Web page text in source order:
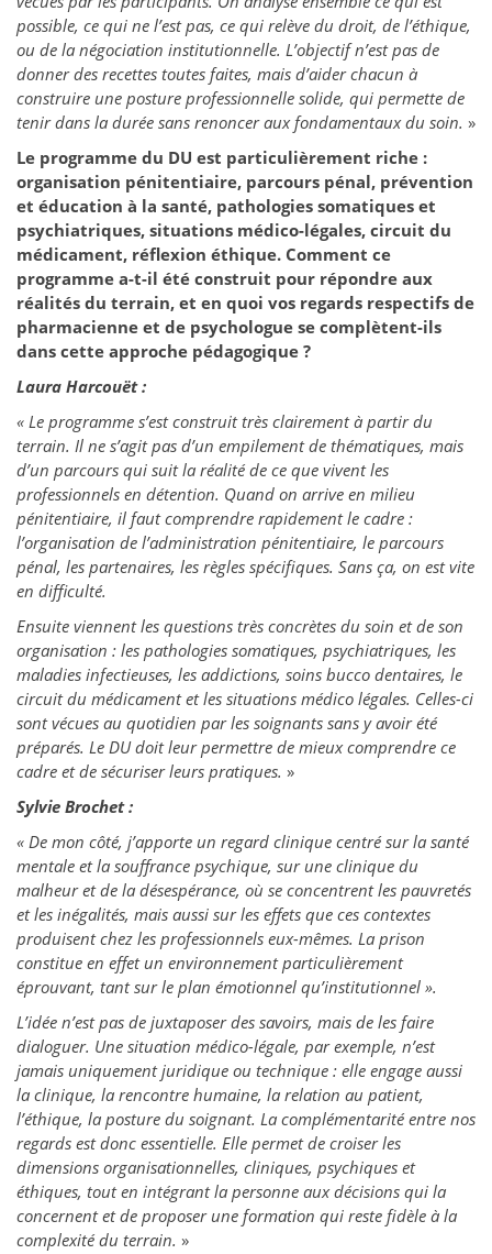
possible, ce qui ne l’est pas, ce qui relève du droit, de l’éthique,
ou de la négociation institutionnelle. L’objectif n’est pas de
donner des recettes toutes faites, mais d’aider chacun à
construire une posture professionnelle solide, qui permette de
tenir dans la durée sans renoncer aux fondamentaux du soin. »
Le programme du DU est particulièrement riche :
organisation pénitentiaire, parcours pénal, prévention
et éducation à la santé, pathologies somatiques et
psychiatriques, situations médico-légales, circuit du
médicament, réflexion éthique. Comment ce
programme a-t-il été construit pour répondre aux
réalités du terrain, et en quoi vos regards respectifs de
pharmacienne et de psychologue se complètent-ils
dans cette approche pédagogique ?
Laura Harcouët :
« Le programme s’est construit très clairement à partir du
terrain. Il ne s’agit pas d’un empilement de thématiques, mais
d’un parcours qui suit la réalité de ce que vivent les
professionnels en détention. Quand on arrive en milieu
pénitentiaire, il faut comprendre rapidement le cadre :
l’organisation de l’administration pénitentiaire, le parcours
pénal, les partenaires, les règles spécifiques. Sans ça, on est vite
en difficulté.
Ensuite viennent les questions très concrètes du soin et de son
organisation : les pathologies somatiques, psychiatriques, les
maladies infectieuses, les addictions, soins bucco dentaires, le
circuit du médicament et les situations médico légales. Celles-ci
sont vécues au quotidien par les soignants sans y avoir été
préparés. Le DU doit leur permettre de mieux comprendre ce
cadre et de sécuriser leurs pratiques. »
Sylvie Brochet :
« De mon côté, j’apporte un regard clinique centré sur la santé
mentale et la souffrance psychique, sur une clinique du
malheur et de la désespérance, où se concentrent les pauvretés
et les inégalités, mais aussi sur les effets que ces contextes
produisent chez les professionnels eux-mêmes. La prison
constitue en effet un environnement particulièrement
éprouvant, tant sur le plan émotionnel qu’institutionnel ».
L’idée n’est pas de juxtaposer des savoirs, mais de les faire
dialoguer. Une situation médico-légale, par exemple, n’est
jamais uniquement juridique ou technique : elle engage aussi
la clinique, la rencontre humaine, la relation au patient,
l’éthique, la posture du soignant. La complémentarité entre nos
regards est donc essentielle. Elle permet de croiser les
dimensions organisationnelles, cliniques, psychiques et
éthiques, tout en intégrant la personne aux décisions qui la
concernent et de proposer une formation qui reste fidèle à la
complexité du terrain. »